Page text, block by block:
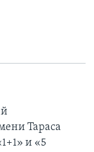
Тараса
и «5